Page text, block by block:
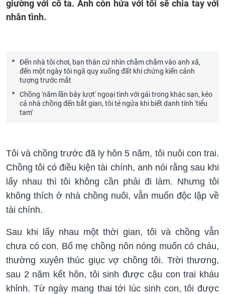
giường với cô ta. Anh còn hứa với tôi sẽ chia tay với
nhân tình.
Đến nhà tôi chơi, bạn thân cứ nhìn chằm chằm vào anh xã,
đến một ngày tôi ngã quỵ xuống đất khi chứng kiến cảnh
tượng trước mắt
Chồng 'năm lần bảy lượt' ngoại tình với gái trong khác sạn, kéo
cả nhà chồng đến bắt gian, tôi té ngửa khi biết danh tính 'tiểu
tam'
Tôi và chồng trước đã ly hôn 5 năm, tôi nuôi con trai.
Chồng tôi có điều kiện tài chính, anh nói rằng sau khi
lấy nhau thì tôi không cần phải đi làm. Nhưng tôi
không thích ở nhà chồng nuôi, vẫn muốn độc lập về
tài chính.
Sau khi lấy nhau một thời gian, tôi và chồng vẫn
chưa có con. Bố mẹ chồng nôn nóng muốn có cháu,
thường xuyên thúc giục vợ chồng tôi. Trời thương,
sau 2 năm kết hôn, tôi sinh được cậu con trai kháu
khỉnh. Từ ngày mang thai tới lúc sinh con, tôi được